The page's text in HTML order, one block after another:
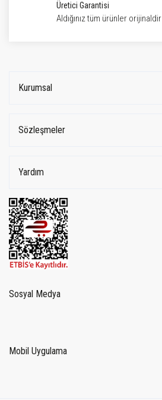
Üretici Garantisi
Aldığınız tüm ürünler orijinaldir
Kurumsal
Sözleşmeler
Yardım
Sosyal Medya
Mobil Uygulama